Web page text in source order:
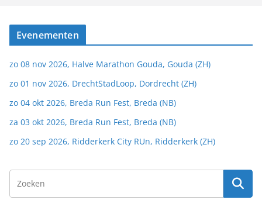
Evenementen
zo 08 nov 2026, Halve Marathon Gouda, Gouda (ZH)
zo 01 nov 2026, DrechtStadLoop, Dordrecht (ZH)
zo 04 okt 2026, Breda Run Fest, Breda (NB)
za 03 okt 2026, Breda Run Fest, Breda (NB)
zo 20 sep 2026, Ridderkerk City RUn, Ridderkerk (ZH)